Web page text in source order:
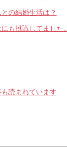
の結婚生活は？
も挑戦してました。
読まれています